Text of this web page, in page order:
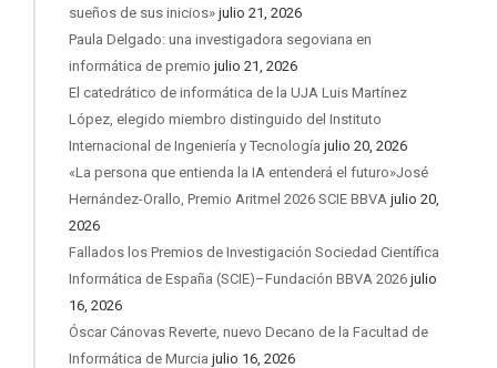
sueños de sus inicios» julio 21, 2026
Paula Delgado: una investigadora segoviana en
informática de premio julio 21, 2026
El catedrático de informática de la UJA Luis Martínez
López, elegido miembro distinguido del Instituto
Internacional de Ingeniería y Tecnología julio 20, 2026
«La persona que entienda la IA entenderá el futuro»José
Hernández-Orallo, Premio Aritmel 2026 SCIE BBVA julio 20,
2026
Fallados los Premios de Investigación Sociedad Científica
Informática de España (SCIE)–Fundación BBVA 2026 julio
16, 2026
Óscar Cánovas Reverte, nuevo Decano de la Facultad de
Informática de Murcia julio 16, 2026